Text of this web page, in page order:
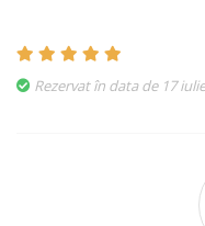
Rezervat în data de 17